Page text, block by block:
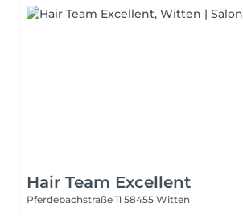
Hair Team Excellent
Pferdebachstraße 11 58455 Witten